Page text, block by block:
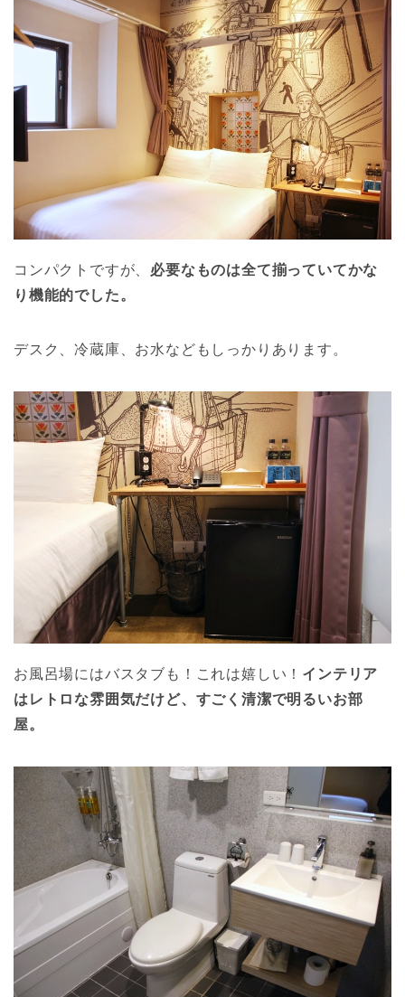
コンパクトですが、 必要なものは全て揃っていてかな
り機能的でした。
デスク、冷蔵庫、お水などもしっかりあります。
お風呂場にはバスタブも！これは嬉しい！ インテリア
はレトロな雰囲気だけど、すごく清潔で明るいお部
屋。